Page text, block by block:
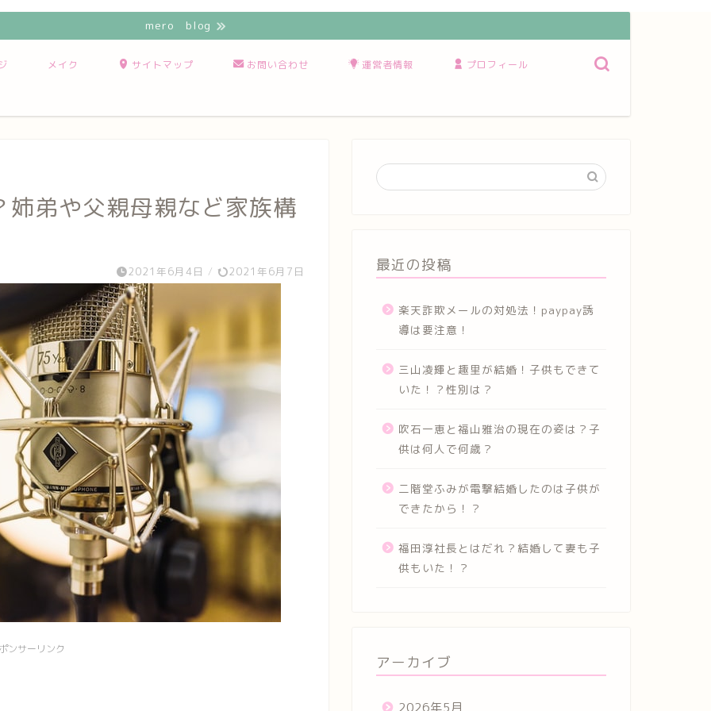
mero blog
メイク サイトマップ お問い合わせ 運営者情報 プロフィール
弟や父親母親など家族構
2021年6月4日 / 2021年6月7日
ンサーリンク
最近の投稿
楽天詐欺メールの対処法！paypay誘
導は要注意！
三山凌輝と趣里が結婚！子供もできて
いた！？性別は？
吹石一恵と福山雅治の現在の姿は？子
供は何人で何歳？
二階堂ふみが電撃結婚したのは子供が
できたから！？
福田淳社長とはだれ？結婚して妻も子
供もいた！？
アーカイブ
2026年5月